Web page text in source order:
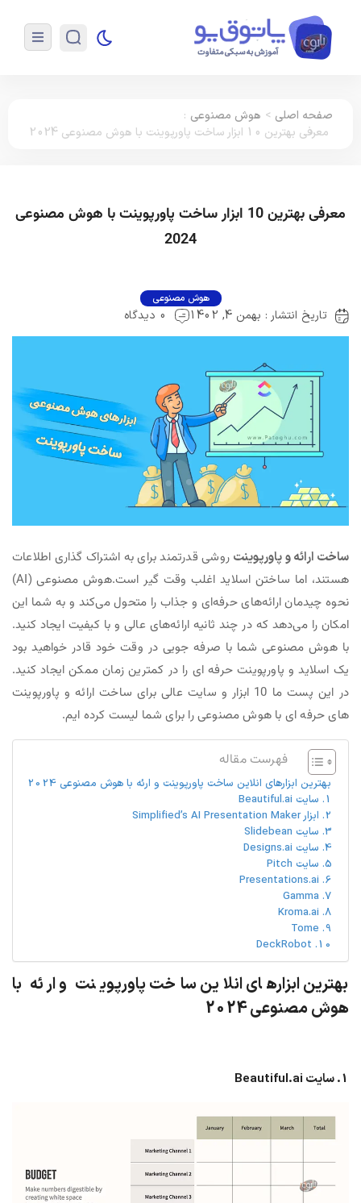
صفحه اصلی > هوش مصنوعی :
معرفی بهترین 10 ابزار ساخت پاورپوینت با هوش مصنوعی 2024
معرفی بهترین 10 ابزار ساخت پاورپوینت با هوش مصنوعی
2024
هوش مصنوعی
تاریخ انتشار : بهمن 4, 1402 0 دیدگاه
ساخت ارائه و پاورپوینت روشی قدرتمند برای به اشتراک گذاری اطلاعات
هستند، اما ساختن اسلاید اغلب وقت گیر است.هوش مصنوعی (AI)
نحوه چیدمان ارائه‌های حرفه‌ای و جذاب را متحول می‌کند و به شما این
امکان را می‌دهد که در چند ثانیه ارائه‌های عالی و با کیفیت ایجاد کنید.
با هوش مصنوعی شما با صرفه جویی در وقت خود قادر خواهید بود
یک اسلاید و پاورپوینت حرفه ای را در کمترین زمان ممکن ایجاد کنید.
در این پست ما 10 ابزار و سایت عالی برای ساخت ارائه و پاورپوینت
های حرفه ای با هوش مصنوعی را برای شما لیست کرده ایم.
فهرست مقاله
بهترین ابزارهای انلاین ساخت پاورپوینت و ارئه با هوش مصنوعی 2024
1. سایت Beautiful.ai
2. ابزار Simplified’s AI Presentation Maker
3. سایت Slidebean
4. سایت Designs.ai
5. سایت Pitch
6. Presentations.ai
7. Gamma
8. Kroma.ai
9. Tome
10. DeckRobot
بهترین ابزارهای انلاین ساخت پاورپوینت و ارئه با
هوش مصنوعی 2024
1. سایت Beautiful.ai